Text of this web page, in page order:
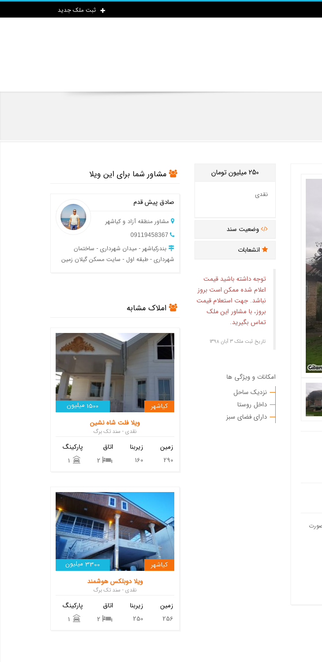
ثبت ملک جدید
تومان خرید بصورت
250میلیون تومان
نقدی
وضعیت سند
انشعابات
توجه داشته باشید قیمت
اعلام شده ممکن است بروز
نباشد. جهت استعلام قیمت
بروز، با مشاور این ملک
تماس بگیرید.
تاریخ ثبت ملک ۳ آبان ۱۳۹۸
امکانات و ویژگی ها
نزدیک ساحل
داخل روستا
دارای فضای سبز
مشاور شما برای این ویلا
صادق پیش قدم
مشاور منطقه آزاد و کیاشهر
بندرکیاشهر - میدان شهرداری - ساختمان
شهرداری - طبقه اول - سایت مسکن گیلان زمین
املاک مشابه
1500 میلیون
کیاشهر
ویلا فلت شاه نشین
نقدی - سند تک برگ
پارکینگ
اتاق
زیربنا
160
زمین
290
3300 میلیون
کیاشهر
ویلا دوبلکس هوشمند
نقدی - سند تک برگ
پارکینگ
اتاق
زیربنا
250
زمین
256